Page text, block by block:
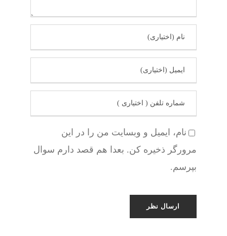
نام، ایمیل و وبسایت من را در این
مرورگر ذخیره کن. بعدا هم قصد دارم سوال
بپرسم.